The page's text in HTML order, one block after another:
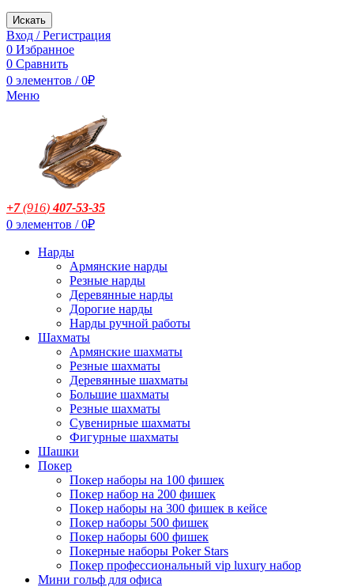
Искать
Вход / Регистрация
0 Избранное
0 Сравнить
0 элементов / 0₽
Меню
+7(916)407-53-35
0 элементов / 0₽
Нарды
Армянские нарды
Резные нарды
Деревянные нарды
Дорогие нарды
Нарды ручной работы
Шахматы
Армянские шахматы
Резные шахматы
Деревянные шахматы
Большие шахматы
Резные шахматы
Сувенирные шахматы
Фигурные шахматы
Шашки
Покер
Покер наборы на 100 фишек
Покер набор на 200 фишек
Покер наборы на 300 фишек в кейсе
Покер наборы 500 фишек
Покер наборы 600 фишек
Покерные наборы Poker Stars
Покер профессиональный vip luxury набор
Мини гольф для офиса